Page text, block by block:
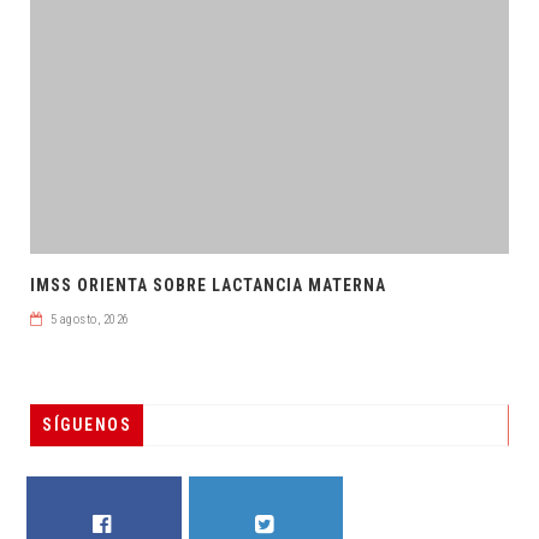
IMSS ORIENTA SOBRE LACTANCIA MATERNA
5 agosto, 2026
SÍGUENOS